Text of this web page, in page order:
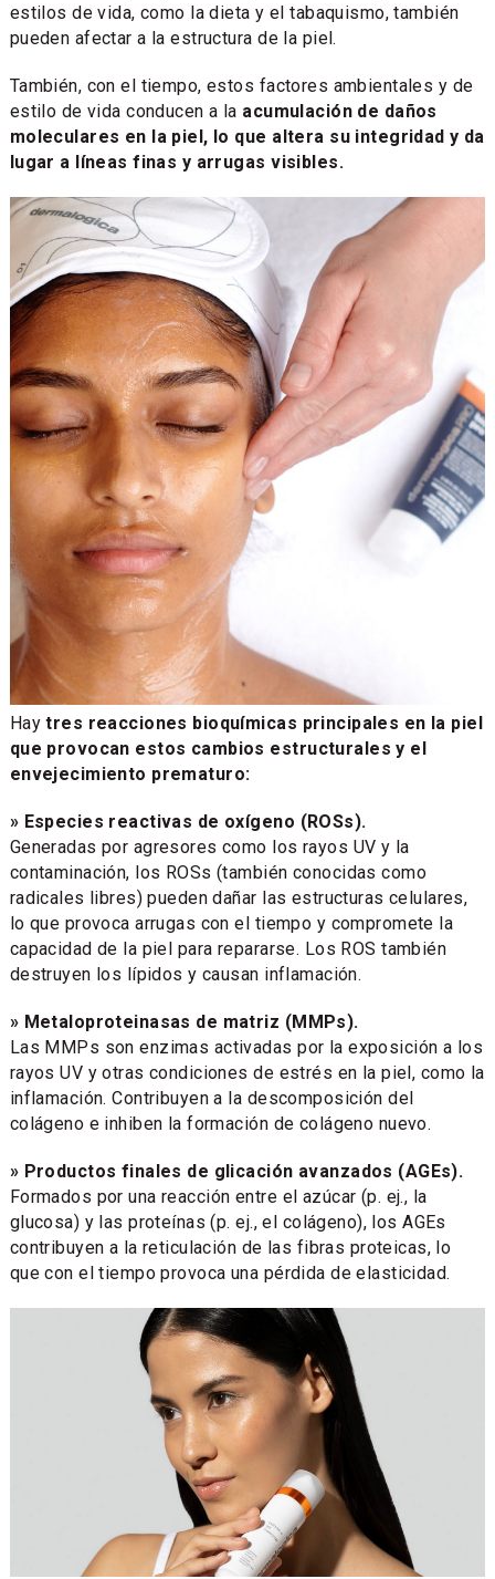
estilos de vida, como la dieta y el tabaquismo, también
pueden afectar a la estructura de la piel.
También, con el tiempo, estos factores ambientales y de
estilo de vida conducen a la acumulación de daños
moleculares en la piel, lo que altera su integridad y da
lugar a líneas finas y arrugas visibles.
Haytres reacciones bioquímicas principales en la piel
que provocan estos cambios estructurales y el
envejecimiento prematuro:
» Especies reactivas de oxígeno (ROSs).
Generadas por agresores como los rayos UV y la
contaminación, los ROSs (también conocidas como
radicales libres) pueden dañar las estructuras celulares,
lo que provoca arrugas con el tiempo y compromete la
capacidad de la piel para repararse. Los ROS también
destruyen los lípidos y causan inflamación.
» Metaloproteinasas de matriz (MMPs).
Las MMPs son enzimas activadas por la exposición a los
rayos UV y otras condiciones de estrés en la piel, como la
inflamación. Contribuyen a la descomposición del
colágeno e inhiben la formación de colágeno nuevo.
» Productos finales de glicación avanzados (AGEs).
Formados por una reacción entre el azúcar (p. ej., la
glucosa) y las proteínas (p. ej., el colágeno), los AGEs
contribuyen a la reticulación de las fibras proteicas, lo
que con el tiempo provoca una pérdida de elasticidad.